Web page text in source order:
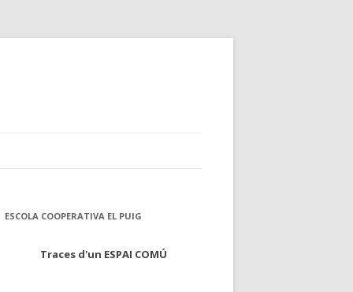
ESCOLA COOPERATIVA EL PUIG
Traces d'un ESPAI COMÚ